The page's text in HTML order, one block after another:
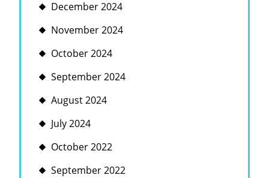
December 2024
November 2024
October 2024
September 2024
August 2024
July 2024
October 2022
September 2022